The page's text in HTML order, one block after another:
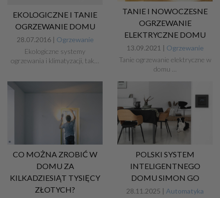
EKOLOGICZNE I TANIE
OGRZEWANIE DOMU
28.07.2016 | Ogrzewanie
Ekologiczne systemy
ogrzewania i klimatyzacji, tak…
TANIE I NOWOCZESNE
OGRZEWANIE
ELEKTRYCZNE DOMU
13.09.2021 | Ogrzewanie
Tanie ogrzewanie elektryczne w
domu ­…
CO MOŻNA ZROBIĆ W
DOMU ZA
KILKADZIESIĄT TYSIĘCY
ZŁOTYCH?
POLSKI SYSTEM
INTELIGENTNEGO
DOMU SIMON GO
28.11.2025 | Automatyka